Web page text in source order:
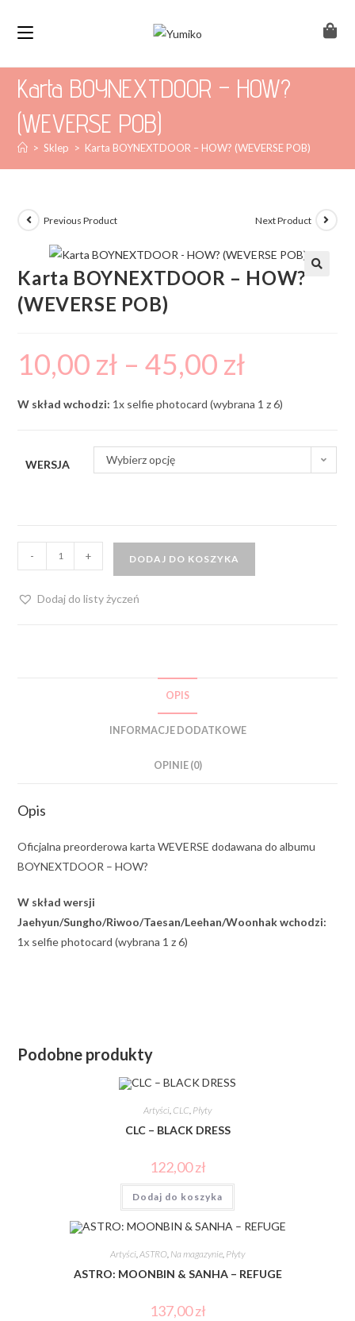
Karta BOYNEXTDOOR – HOW?
(WEVERSE POB)
> Sklep > Karta BOYNEXTDOOR – HOW? (WEVERSE POB)
Previous Product Next Product
Karta BOYNEXTDOOR – HOW?
(WEVERSE POB)
10,00 zł – 45,00 zł
W skład wchodzi: 1x selfie photocard (wybrana 1 z 6)
WERSJA Wybierz opcję
- + DODAJ DO KOSZYKA
Dodaj do listy życzeń
OPIS
INFORMACJE DODATKOWE
OPINIE (0)
Opis
Oficjalna preorderowa karta WEVERSE dodawana do albumu
BOYNEXTDOOR – HOW?
W skład wersji
Jaehyun/Sungho/Riwoo/Taesan/Leehan/Woonhak wchodzi:
1x selfie photocard (wybrana 1 z 6)
Podobne produkty
Artyści, CLC, Płyty
CLC – BLACK DRESS
122,00zł
Dodaj do koszyka
Artyści,ASTRO, Na magazynie, Płyty
ASTRO: MOONBIN & SANHA – REFUGE
137,00zł